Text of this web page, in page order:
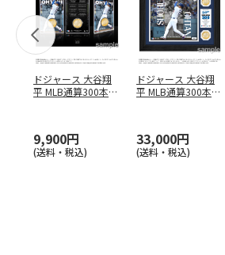
ドジャース 大谷翔
平 MLB通算300本塁
9,900円
(送料・税込)
ドジャース 大谷翔
平 MLB通算300本塁
33,000円
(送料・税込)